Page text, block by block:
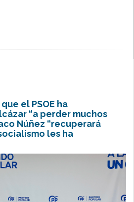
el PSOE ha
“a perder muchos
Núñez “recuperará
les ha